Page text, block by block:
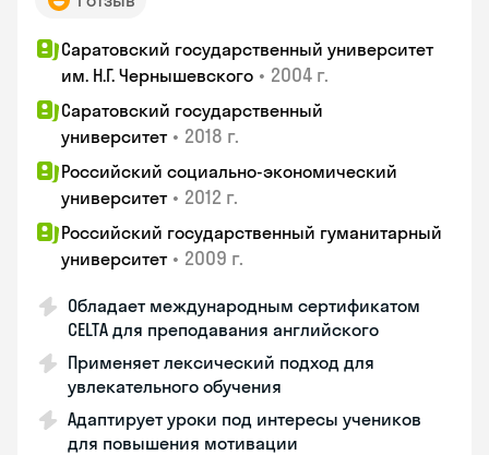
Саратовский государственный университет
им. Н.Г. Чернышевского • 2004 г.
Саратовский государственный
университет • 2018 г.
Российский социально-экономический
университет • 2012 г.
Российский государственный гуманитарный
университет • 2009 г.
Обладает международным сертификатом
CELTA для преподавания английского
Применяет лексический подход для
увлекательного обучения
Адаптирует уроки под интересы учеников
для повышения мотивации